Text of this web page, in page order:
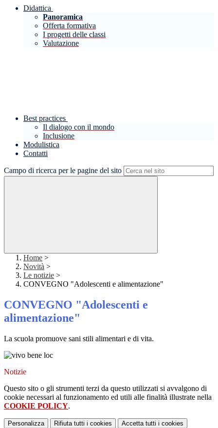
Didattica
Panoramica
Offerta formativa
I progetti delle classi
Valutazione
Best practices
Il dialogo con il mondo
Inclusione
Modulistica
Contatti
Campo di ricerca per le pagine del sito
Home >
Novità >
Le notizie >
CONVEGNO "Adolescenti e alimentazione"
CONVEGNO "Adolescenti e
alimentazione"
La scuola promuove sani stili alimentari e di vita.
Notizie
Questo sito o gli strumenti terzi da questo utilizzati si avvalgono di
cookie necessari al funzionamento ed utili alle finalità illustrate nella
COOKIE POLICY.
Personalizza Rifiuta tutti i cookies Accetta tutti i cookies